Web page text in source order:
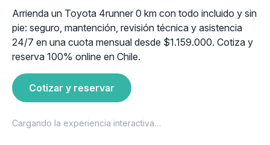
Arrienda un Toyota 4runner 0 km con todo incluido y sin
pie: seguro, mantención, revisión técnica y asistencia
24/7 en una cuota mensual desde $1.159.000. Cotiza y
reserva 100% online en Chile.
Cotizar y reservar
Cargando la experiencia interactiva…